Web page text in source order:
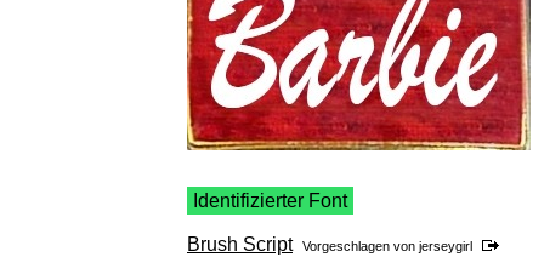
Identifizierter Font
Brush Script Vorgeschlagen von jerseygirl